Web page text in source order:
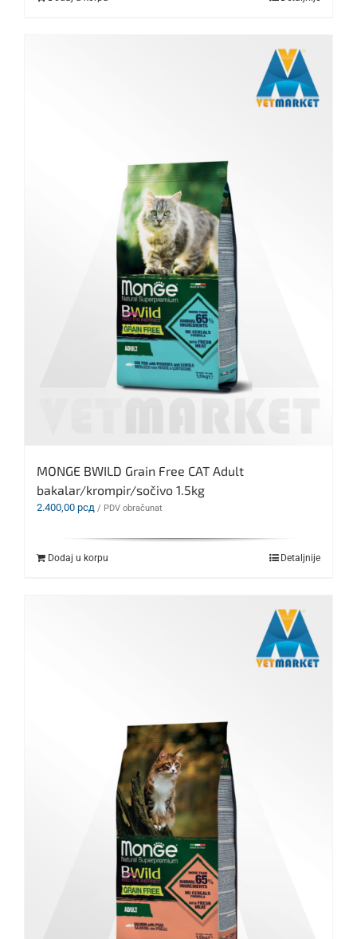
MONGE BWILD Grain Free CAT Adult
bakalar/krompir/sočivo 1.5kg
2.400,00 рсд / PDV obračunat
Dodaj u korpu Detaljnije